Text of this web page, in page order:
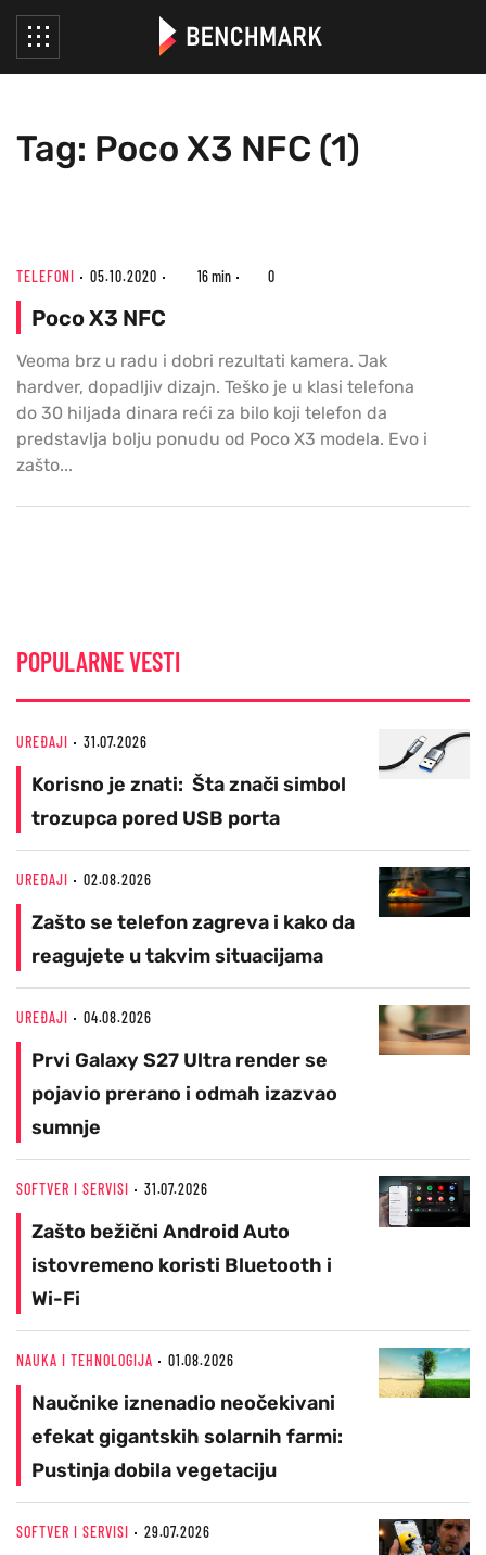
Tag: Poco X3 NFC (1)
TELEFONI 05.10.2020 16 min 0
Poco X3 NFC
Veoma brz u radu i dobri rezultati kamera. Jak
hardver, dopadljiv dizajn. Teško je u klasi telefona
do 30 hiljada dinara reći za bilo koji telefon da
predstavlja bolju ponudu od Poco X3 modela. Evo i
zašto...
POPULARNE VESTI
UREĐAJI 31.07.2026
Korisno je znati: Šta znači simbol
trozupca pored USB porta
UREĐAJI 02.08.2026
Zašto se telefon zagreva i kako da
reagujete u takvim situacijama
UREĐAJI 04.08.2026
Prvi Galaxy S27 Ultra render se
pojavio prerano i odmah izazvao
sumnje
SOFTVER I SERVISI 31.07.2026
Zašto bežični Android Auto
istovremeno koristi Bluetooth i
Wi-Fi
NAUKA I TEHNOLOGIJA 01.08.2026
Naučnike iznenadio neočekivani
efekat gigantskih solarnih farmi:
Pustinja dobila vegetaciju
SOFTVER I SERVISI 29.07.2026